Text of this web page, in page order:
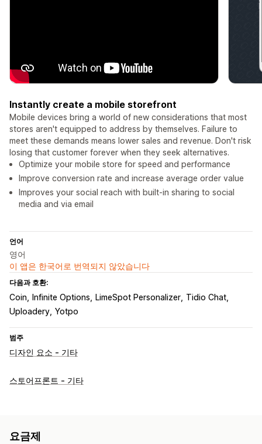
Instantly create a mobile storefront
Mobile devices bring a world of new considerations that most
stores aren't equipped to address by themselves. Failure to
meet these demands means lower sales and revenue. Don't risk
losing that customer forever when they seek alternatives.
Optimize your mobile store for speed and performance
Improve conversion rate and increase average order value
Improves your social reach with built-in sharing to social
media and via email
언어
영어
이 앱은 한국어로 번역되지 않았습니다
다음과 호환:
Coin Infinite Options LimeSpot Personalizer Tidio Chat
Uploadery Yotpo
범주
디자인 요소 - 기타
스토어프론트 - 기타
요금제